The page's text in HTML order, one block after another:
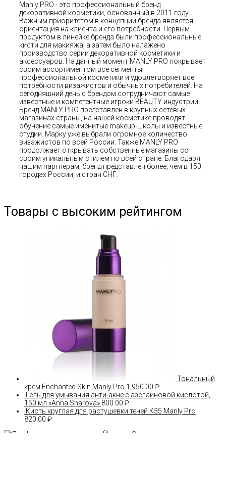
Manly PRO - это профессиональный бренд
декоративной косметики, основанный в 2011 году.
Важным приоритетом в концепции бренда является
ориентация на клиента и его потребности. Первым
продуктом в линейке бренда были профессиональные
кисти для макияжа, а затем было налажено
производство серии декоративной косметики и
аксессуаров. На данный момент MANLY PRO покрывает
своим ассортиментом все сегменты
профессиональной косметики и удовлетворяет все
потребности визажистов и обычных потребителей. На
сегодняшний день с брендом сотрудничают самые
известные и компетентные игроки BEAUTY индустрии.
Бренд MANLY PRO представлен в крупных сетевых
магазинах страны, на нашей косметике проводят
обучение самые именитые makeup-школы и известные
студии. Марку уже выбрали огромное количество
визажистов по всей России. Также MANLY PRO
продолжает открывать собственные магазины со
своим уникальным стилем по всей стране. Благодаря
нашим партнерам, бренд представлен более, чем в 150
городах России, и стран СНГ.
Товары с высоким рейтингом
Тональный
крем Enchanted Skin Manly Pro 1,950.00 ₽
Гель для умывания анти-акне с азелаиновой кислотой,
150 мл «Anna Sharova» 800.00 ₽
Кисть круглая для растушевки теней К35 Manly Pro
820.00 ₽